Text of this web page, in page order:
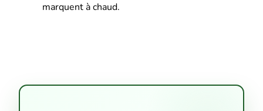
marquent à chaud.